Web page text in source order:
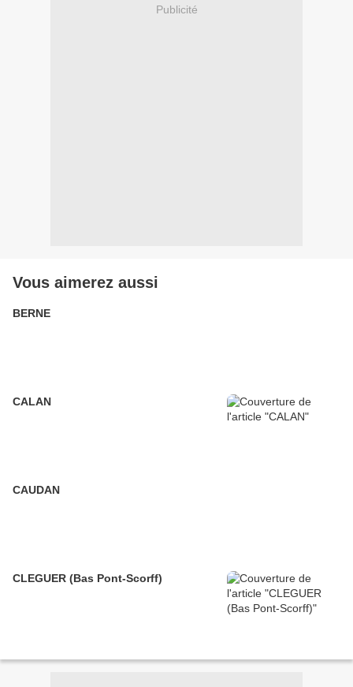
Publicité
Vous aimerez aussi
BERNE
CALAN
CAUDAN
CLEGUER (Bas Pont-Scorff)